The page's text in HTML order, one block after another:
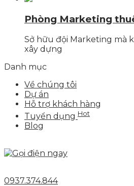
Phòng Marketing
Sở hữu đội Marketing mà
xây dựng
Danh mục
Về chúng tôi
Dự án
Hỗ trợ khách hàng
Tuyển dụng Hot
Blog
0937.374.844